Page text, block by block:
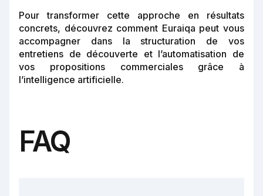
Pour transformer cette approche en résultats
concrets, découvrez comment Euraiqa peut vous
accompagner dans la structuration de vos
entretiens de découverte et l’automatisation de
vos propositions commerciales grâce à
l’intelligence artificielle.
FAQ